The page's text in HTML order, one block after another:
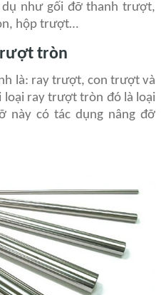
như gối đỡ thanh trượt,
hộp trượt…
tròn
là: ray trượt, con trượt và
loại ray trượt tròn đó là loại
này có tác dụng nâng đỡ